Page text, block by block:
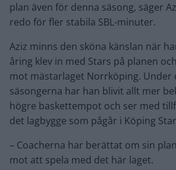
plan även för denna säsong, säger
redo för fler stabila SBL-minuter.
Aziz minns den sköna känslan när
åring klev in med Stars på planen
mot mästarlaget Norrköping. Under
säsongerna har han blivit allt mer
högre baskettempot och ser med
det lagbygge som pågår i Köping
– Coacherna har berättat om sin
mot att spela med det här laget.